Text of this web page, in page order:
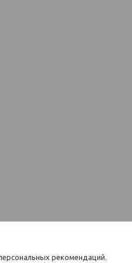
рекомендаций.